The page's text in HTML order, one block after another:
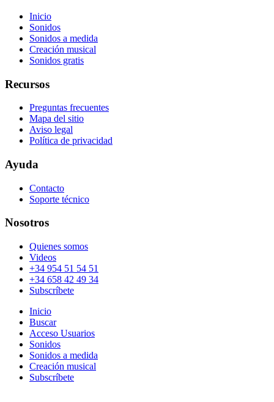
Inicio
Sonidos
Sonidos a medida
Creación musical
Sonidos gratis
Recursos
Preguntas frecuentes
Mapa del sitio
Aviso legal
Política de privacidad
Ayuda
Contacto
Soporte técnico
Nosotros
Quienes somos
Videos
+34 954 51 54 51
+34 658 42 49 34
Subscríbete
Inicio
Buscar
Acceso Usuarios
Sonidos
Sonidos a medida
Creación musical
Subscríbete